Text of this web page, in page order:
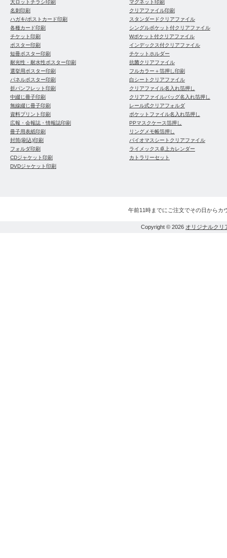
大ロットチラシ印刷
名刺印刷
ハガキ/ポストカード印刷
各種カード印刷
チケット印刷
ポスター印刷
短冊ポスター印刷
耐光性・耐水性ポスター印刷
選挙用ポスター印刷
パネルポスター印刷
折パンフレット印刷
中綴じ冊子印刷
無線綴じ冊子印刷
資料プリント印刷
広報・会報誌・情報誌印刷
冊子用表紙印刷
封筒(刷込)印刷
フォルダ印刷
CDジャケット印刷
DVDジャケット印刷
マグネット印刷
クリアファイル印刷
スタンダードクリアファイル
シングルポケット付クリアファイル
Wポケット付クリアファイル
インデックス付クリアファイル
チケットホルダー
抗菌クリアファイル
フルカラー＋箔押し印刷
白シートクリアファイル
クリアファイル名入れ箔押し
クリアファイルバッグ名入れ箔押し
レール式クリアフォルダ
ポケットファイル名入れ箔押し
PPマスクケース箔押し
リングメモ帳箔押し
バイオマスシートクリアファイル
ライメックス卓上カレンダー
カトラリーセット
午前11時までにご注文でその日からカ
Copyright © 2026 オリジナルクリ